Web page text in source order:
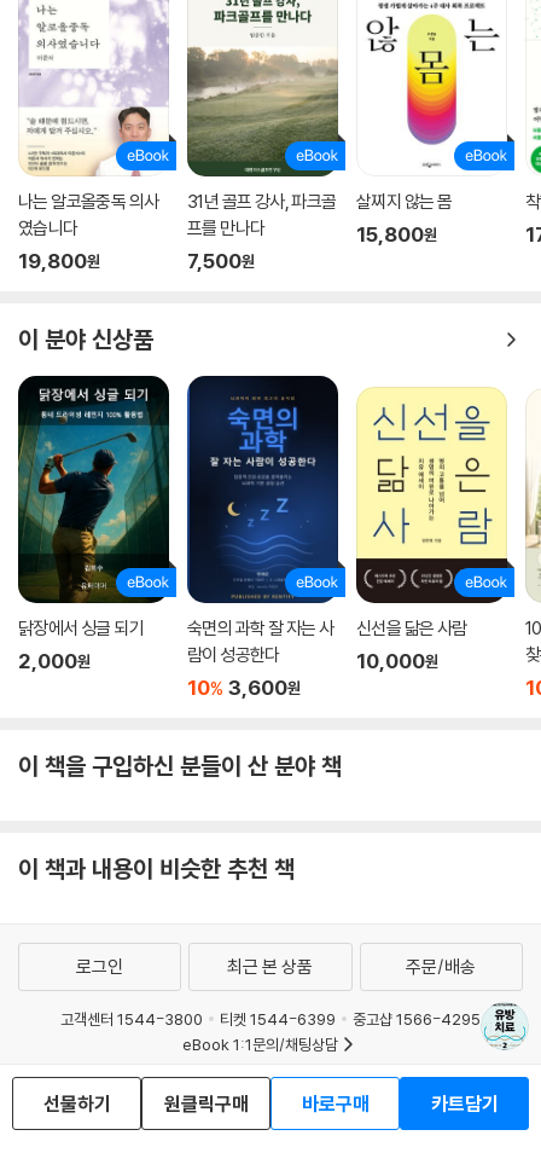
나는 알코올중독 의사
였습니다
19,800원
31년 골프 강사, 파크골
프를 만나다
7,500원
살찌지 않는 몸
15,800원
이 분야 신상품
닭장에서 싱글 되기
2,000원
숙면의 과학 잘 자는 사
람이 성공한다
10% 3,600원
신선을 닮은 사람
10,000원
이 책을 구입하신 분들이 산 분야 책
이 책과 내용이 비슷한 추천 책
선물하기 원클릭구매 바로구매 카트담기
로그인 최근 본 상품 주문/배송
고객센터 1544-3800 티켓 1544-6399
중고샵 1566-4295
eBook 1:1문의/채팅상담
예스이십사(주) 사업자 정보
이용약관
개인정보처리방침
청소년보호정책